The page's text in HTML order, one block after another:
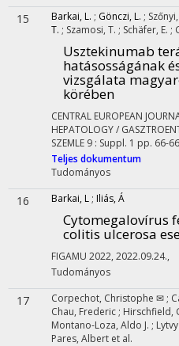
15 Barkai, L. ; Gönczi, L. ;
T. ; Szamosi, T. ; Schäfer, E. ;
Usztekinumab
hatásosságának
vizsgálata
körében
CENTRAL EUROPEAN
HEPATOLOGY /
SZEMLE 9 : Suppl. 1 pp. 66-
Teljes dokumentum
Tudományos
16 Barkai, L ; Iliás, Á
Cytomegalovírus
colitis ulcerosa
FIGAMU 2022, 2022.09.24.,
Tudományos
17 Corpechot, Christophe ✉ ;
Chau, Frederic ; Hirschfield,
Montano-Loza, Aldo J. ;
Pares, Albert et al.